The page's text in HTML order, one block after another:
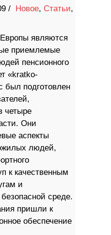
/ Новое, Статьи,
являются
приемлемые
пенсионного
«kratko-
был подготовлен
четыре
Они
аспекты
людей,
к качественным
и
среде.
пришли к
обеспечение